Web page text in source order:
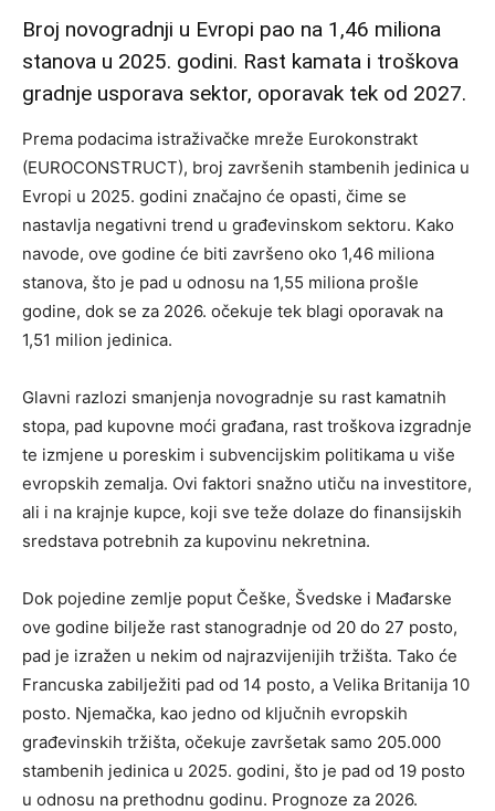
Broj novogradnji u Evropi pao na 1,46 miliona
stanova u 2025. godini. Rast kamata i troškova
gradnje usporava sektor, oporavak tek od 2027.
Prema podacima istraživačke mreže Eurokonstrakt
(EUROCONSTRUCT), broj završenih stambenih jedinica u
Evropi u 2025. godini značajno će opasti, čime se
nastavlja negativni trend u građevinskom sektoru. Kako
navode, ove godine će biti završeno oko 1,46 miliona
stanova, što je pad u odnosu na 1,55 miliona prošle
godine, dok se za 2026. očekuje tek blagi oporavak na
1,51 milion jedinica.
Glavni razlozi smanjenja novogradnje su rast kamatnih
stopa, pad kupovne moći građana, rast troškova izgradnje
te izmjene u poreskim i subvencijskim politikama u više
evropskih zemalja. Ovi faktori snažno utiču na investitore,
ali i na krajnje kupce, koji sve teže dolaze do finansijskih
sredstava potrebnih za kupovinu nekretnina.
Dok pojedine zemlje poput Češke, Švedske i Mađarske
ove godine bilježe rast stanogradnje od 20 do 27 posto,
pad je izražen u nekim od najrazvijenijih tržišta. Tako će
Francuska zabilježiti pad od 14 posto, a Velika Britanija 10
posto. Njemačka, kao jedno od ključnih evropskih
građevinskih tržišta, očekuje završetak samo 205.000
stambenih jedinica u 2025. godini, što je pad od 19 posto
u odnosu na prethodnu godinu. Prognoze za 2026.